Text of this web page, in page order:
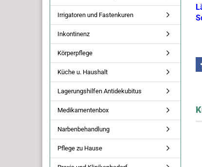
Irrigatoren und Fastenkuren
Inkontinenz
Körperpflege
Küche u. Haushalt
Lagerungshilfen Antidekubitus
Medikamentenbox
Narbenbehandlung
Pflege zu Hause